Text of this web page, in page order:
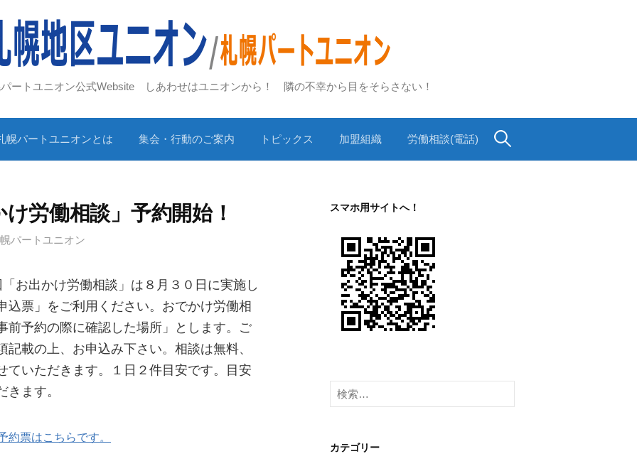
ートユニオン公式Website しあわせはユニオンから！ 隣の不幸から目をそらさない！
幌パートユニオンとは 集会・行動のご案内 トピックス 加盟組織 労働相談(電話) 検
労働相談」予約開始！
パートユニオン
お出かけ労働相談」は８月３０日に実施し
込票」をご利用ください。おでかけ労働相
前予約の際に確認した場所」とします。ご
載の上、お申込み下さい。相談は無料、
ていただきます。１日２件目安です。目安
ます。
票はこちらです。
スマホ用サイトへ！
検
索:
カテゴリー